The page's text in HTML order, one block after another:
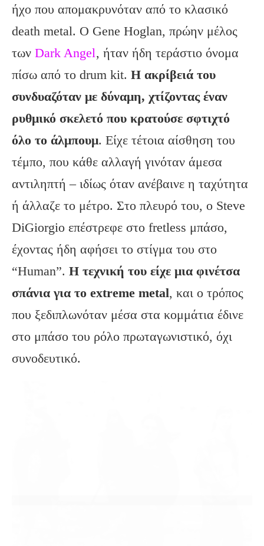
ήχο που απομακρυνόταν από το κλασικό
death metal. Ο Gene Hoglan, πρώην μέλος
των Dark Angel, ήταν ήδη τεράστιο όνομα
πίσω από το drum kit. Η ακρίβειά του
συνδυαζόταν με δύναμη, χτίζοντας έναν
ρυθμικό σκελετό που κρατούσε σφτιχτό
όλο το άλμπουμ. Είχε τέτοια αίσθηση του
τέμπο, που κάθε αλλαγή γινόταν άμεσα
αντιληπτή – ιδίως όταν ανέβαινε η ταχύτητα
ή άλλαζε το μέτρο. Στο πλευρό του, ο Steve
DiGiorgio επέστρεφε στο fretless μπάσο,
έχοντας ήδη αφήσει το στίγμα του στο
“Human”. Η τεχνική του είχε μια φινέτσα
σπάνια για το extreme metal, και ο τρόπος
που ξεδιπλωνόταν μέσα στα κομμάτια έδινε
στο μπάσο του ρόλο πρωταγωνιστικό, όχι
συνοδευτικό.